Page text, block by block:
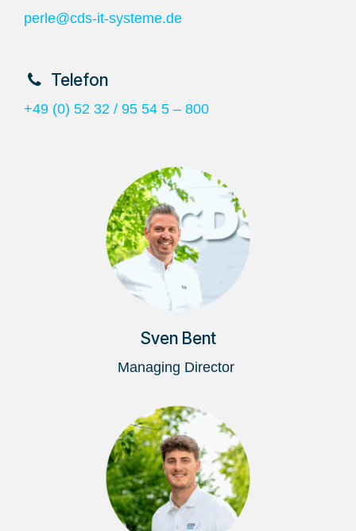
perle@cds-it-systeme.de
​Telefon
+49 (0) 52 32 / 95 54 5 – 800
Sven Bent
Managing Director